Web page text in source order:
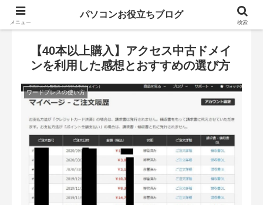
【40本以上購入】アクセス中古ドメイ
ンを利用した感想とおすすめの選び方
ワードプレスの使い方
メニュー
パソコンお役立ちブログ
検索